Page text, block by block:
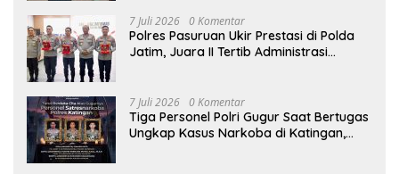
CETAR yang Diduga Mandek
7 Juli 2026 0 Komentar
Polres Pasuruan Ukir Prestasi di Polda
Jatim, Juara II Tertib Administrasi
7 Juli 2026 0 Komentar
Tiga Personel Polri Gugur Saat Bertugas
Ungkap Kasus Narkoba di Katingan,